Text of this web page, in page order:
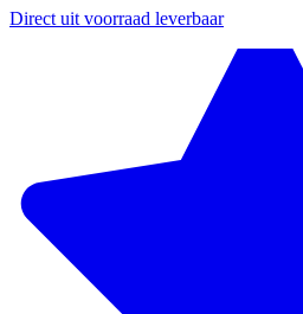
Direct uit voorraad leverbaar